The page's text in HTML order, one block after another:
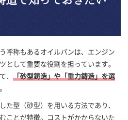
呼称もあるオイルパンは、エンジン
として重要な役割を担っています。
、 「砂型鋳造」や「重力鋳造」を選
た型（砂型）を用いる方法であり、
ことが特徴。コストがかからないた